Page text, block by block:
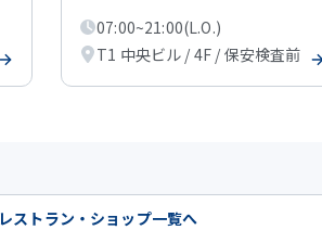
07:00~21:00(L.O.)
T1 中央ビル / 4F / 保安検査前
レストラン・ショップ一覧へ